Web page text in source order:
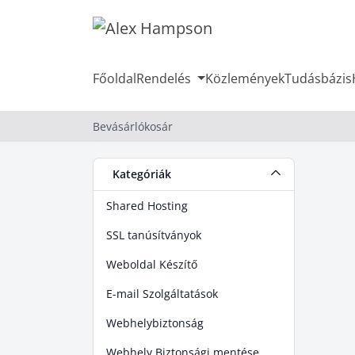
FőoldalRendelés KözleményekTudásbázis
Bevásárlókosár
Kategóriák
Shared Hosting
SSL tanúsítványok
Weboldal Készítő
E-mail Szolgáltatások
Webhelybiztonság